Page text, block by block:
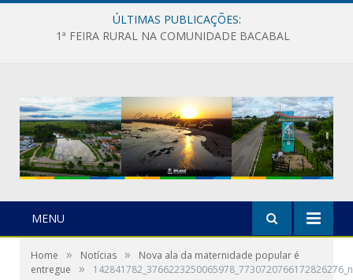
ÚLTIMAS PUBLICAÇÕES:
1ª FEIRA RURAL NA COMUNIDADE BACABAL
MENU
Home » Notícias »
Nova ala da maternidade popular é
entregue
» 142841782_3766223250065978_7730720766172826276_n